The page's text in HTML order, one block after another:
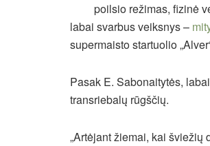
poilsio režimas, fizinė
labai svarbus veiksnys –
supermaisto startuolio
Pasak E. Sabonaitytės,
transriebalų rūgščių.
„Artėjant žiemai, kai